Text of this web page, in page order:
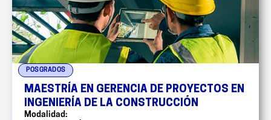
POSGRADOS
MAESTRÍA EN GERENCIA DE PROYECTOS EN
INGENIERÍA DE LA CONSTRUCCIÓN
Modalidad: